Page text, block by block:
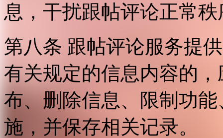
息，干扰跟帖评论正常
第八条 跟帖评论服务提
有关规定的信息内容的
布、删除信息、限制功
施，并保存相关记录。